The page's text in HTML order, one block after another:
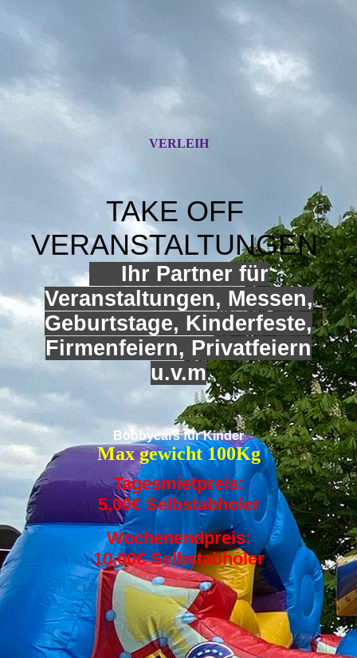
VERLEIH
TAKE OFF
VERANSTALTUNGEN
Ihr Partner für
Veranstaltungen, Messen,
Geburtstage, Kinderfeste,
Firmenfeiern, Privatfeiern
u.v.m
Bobbycars für Kinder
Max gewicht 100Kg
Tagesmietpreis:
5,00€ Selbstabholer
Wochenendpreis:
10,00€ Selbstabholer